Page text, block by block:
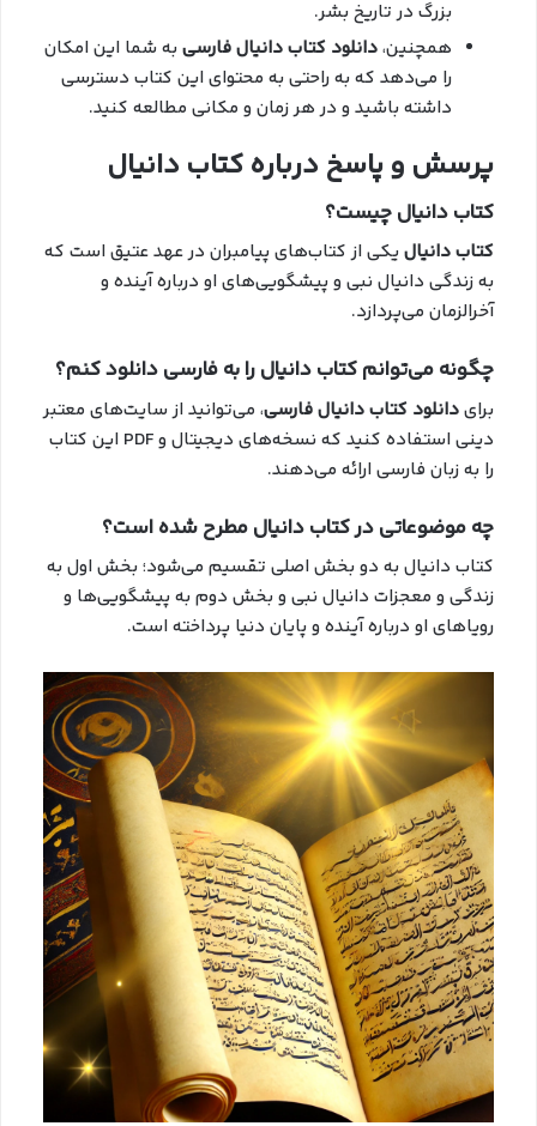
بزرگ در تاریخ بشر.
همچنین،دانلود کتاب دانیال فارسیبه شما این امکان
را می‌دهد که به راحتی به محتوای این کتاب دسترسی
داشته باشید و در هر زمان و مکانی مطالعه کنید.
پرسش و پاسخ درباره کتاب دانیال
کتاب دانیال چیست؟
کتاب دانیالیکی از کتاب‌های پیامبران در عهد عتیق است که
به زندگی دانیال نبی و پیشگویی‌های او درباره آینده و
آخرالزمان می‌پردازد.
چگونه می‌توانم کتاب دانیال را به فارسی دانلود کنم؟
برایدانلود کتاب دانیال فارسی، می‌توانید از سایت‌های معتبر
دینی استفاده کنید که نسخه‌های دیجیتال و PDF این کتاب
را به زبان فارسی ارائه می‌دهند.
چه موضوعاتی در کتاب دانیال مطرح شده است؟
کتاب دانیال به دو بخش اصلی تقسیم می‌شود؛ بخش اول به
زندگی و معجزات دانیال نبی و بخش دوم به پیشگویی‌ها و
رویاهای او درباره آینده و پایان دنیا پرداخته است.